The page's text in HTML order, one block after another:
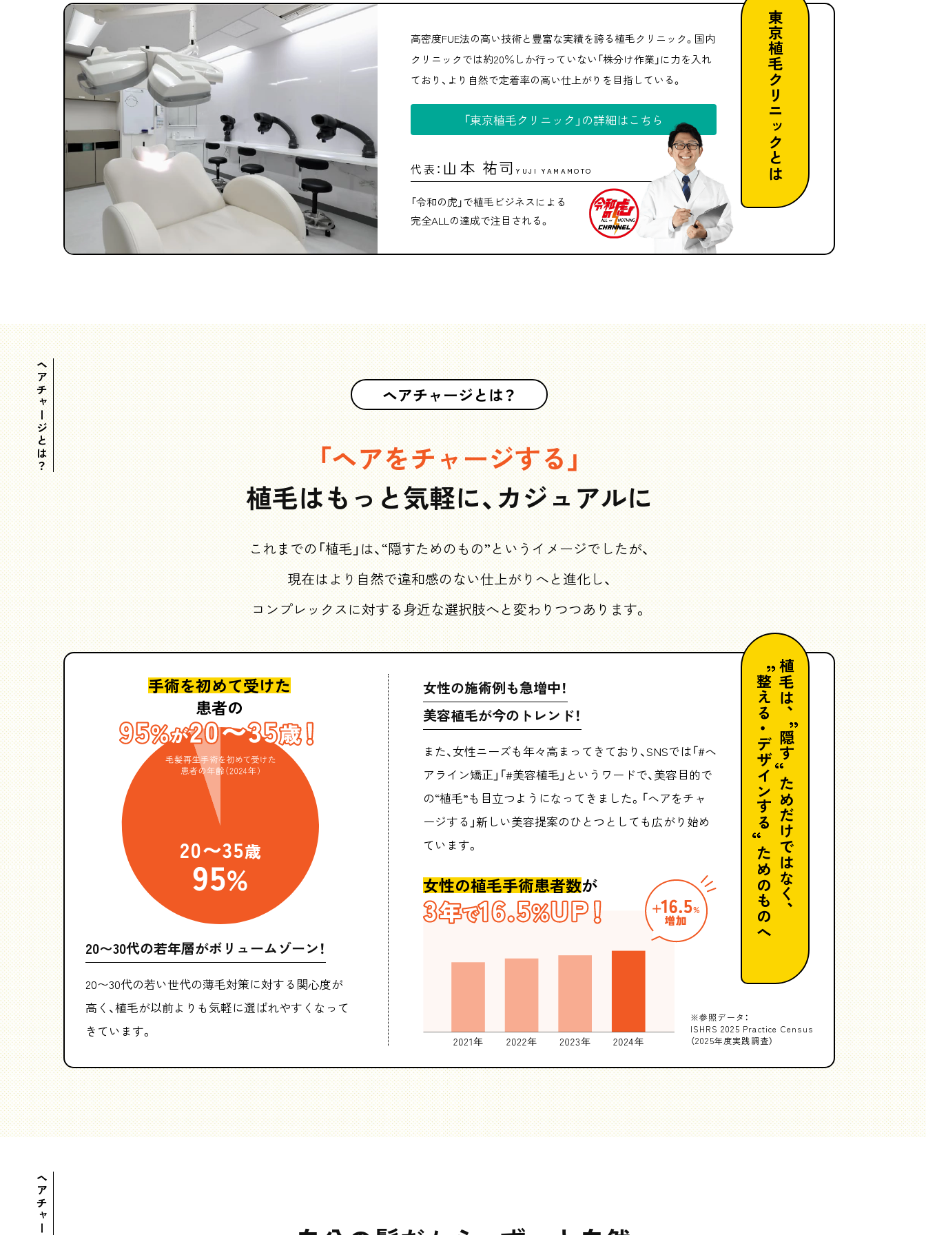
東京植毛クリニック
とは
高密度FUE法の高い技術と豊富な実績を誇る植毛クリニック。国内
クリニックでは約20％しか行っていない「株分け作業」に力を入れ
ており、より自然で定着率の高い仕上がりを目指している。
「東京植毛クリニック」の詳細はこちら
代表： 山本 祐司 YUJI YAMAMOTO
「令和の虎」で植毛ビジネスによる
完全ALLの達成で注目される。
ヘアチャージとは？ ヘアチャージとは？
「ヘアをチャージする」
植毛はもっと気軽に、カジュアルに
これまでの「植毛」は、“隠すためのもの”というイメージでしたが、
現在はより自然で違和感のない仕上がりへと進化し、
コンプレックスに対する身近な選択肢へと変わりつつあります。
植毛は、
隠す
ためだけではなく、
整える・デザインする
ためのものへ
手術を初めて受けた
患者の
20〜30代の若年層がボリュームゾーン！
20〜30代の若い世代の薄毛対策に対する関心度が
高く、植毛が以前よりも気軽に選ばれやすくなって
きています。
女性の施術例も急増中！
美容植毛が今のトレンド！
また、女性ニーズも年々高まってきており、SNSでは「#ヘ
アライン矯正」「#美容植毛」というワードで、美容目的で
の“植毛”も目立つようになってきました。「ヘアをチャ
ージする」新しい美容提案のひとつとしても広がり始め
ています。
女性の植毛手術患者数が
※参照データ：
ISHRS 2025 Practice Census
（2025年度実践調査）